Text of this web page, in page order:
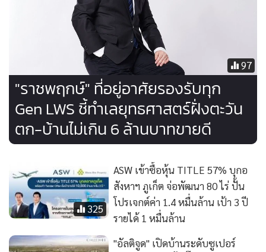
Gotomanager
97
"ราชพฤกษ์" ที่อยู่อาศัยรองรับทุก
Gen LWS ชี้ทำเลยุทธศาสตร์ฝั่งตะวัน
ตก-บ้านไม่เกิน 6 ล้านบาทขายดี
325
ASW เข้าซื้อหุ้น TITLE 57% บุกอ
สังหาฯ ภูเก็ต จ่อพัฒนา 80 ไร่ ปั้น
โปรเจกต์ค่า 1.4 หมื่นล้าน เป้า 3 ปี
รายได้ 1 หมื่นล้าน
"อัลติจูด" เปิดบ้านระดับซูเปอร์